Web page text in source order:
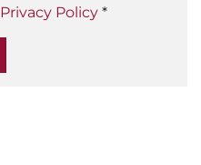
Privacy Policy *